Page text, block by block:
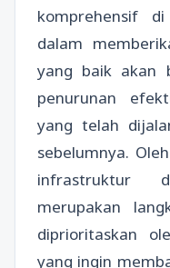
komprehensif
dalam
yang baik akan
penurunan
yang telah
sebelumnya.
infrastruktur
merupakan
diprioritaskan
yang ingin